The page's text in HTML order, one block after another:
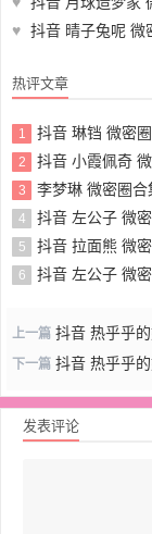
♥ 抖音 晴子兔呢 微
热评文章
1 抖音 琳铛 微密圈
2 抖音 小霞佩奇 微密
3 李梦琳 微密圈
4 抖音 左公子 微密
5 抖音 拉面熊 微
6 抖音 左公子 微
上一篇 抖音 热乎乎
下一篇 抖音 热乎乎
发表评论